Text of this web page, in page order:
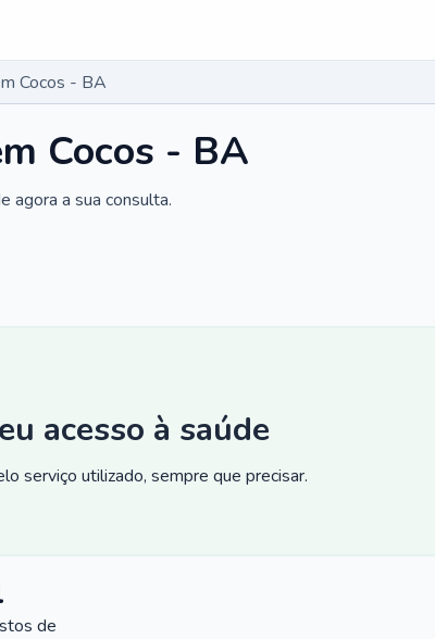
Cocos - BA
Cocos - BA
agora a sua consulta.
acesso à saúde
serviço utilizado, sempre que precisar.
de